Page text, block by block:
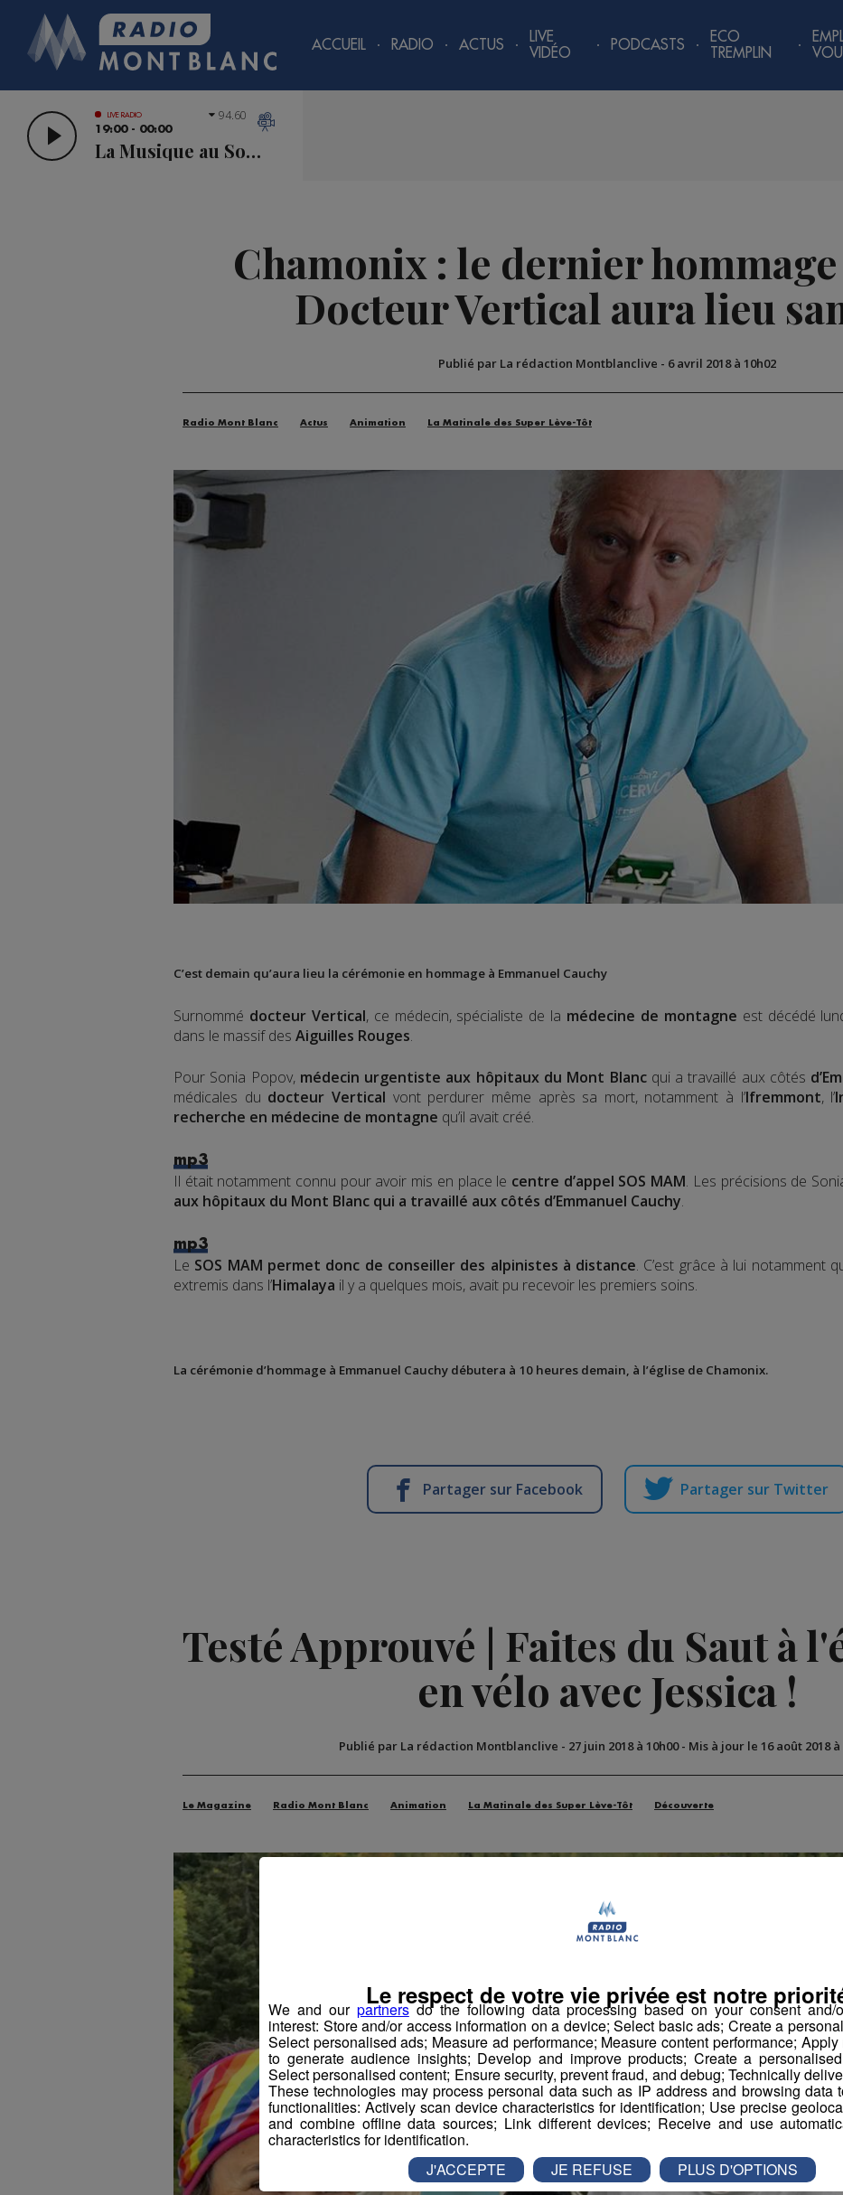
ACCUEIL RADIO ACTUS
LIVE
VIDÉO
PODCASTS
ECO
TREMPLIN
LIVE RADIO
19:00 - 00:00
La Musique au Sommet
94.60
Chamonix : le dernier
Docteur Vertical aura lieu
Publié par La rédaction Montblanclive - 6 avril 2018 à 10h02
Radio Mont Blanc Actus Animation La Matinale des Super Lève-Tôt
C’est demain qu’aura lieu la cérémonie en hommage à Emmanuel Cauchy
Surnommé docteur Vertical, ce médecin, spécialiste de la médecine de montagne est décédé
dans le massif des Aiguilles Rouges.
Pour Sonia Popov, médecin urgentiste aux hôpitaux du Mont Blancqui a travaillé aux côtés
médicales du docteur Vertical vont perdurer même après sa mort, notamment à l’Ifremmont, l’
recherche en médecine de montagne qu’il avait créé.
mp3
Il était notamment connu pour avoir mis en place le centre d’appel SOS MAM. Les précisions de
aux hôpitaux du Mont Blanc qui a travaillé aux côtés d’Emmanuel Cauchy.
mp3
Le SOS MAM permet donc de conseiller des alpinistes à distance. C’est grâce à lui notamment
extremis dans l’Himalaya il y a quelques mois, avait pu recevoir les premiers soins.
La cérémonie d’hommage à Emmanuel Cauchy débutera à 10 heures demain, à l’église de Chamonix.
Partager sur Facebook Partager sur Twitter
Testé Approuvé | Faites du Saut à
en vélo avec Jessica !
Publié par La rédaction Montblanclive - 27 juin 2018 à 10h00- Mis à jour le 16 août 2018 à
Le Magazine Radio Mont Blanc Animation La Matinale des Super Lève-Tôt Découverte
We and our partnersdo the following data processing based on your consent and/
interest: Store and/or access information on a device; Select basic ads; Create a
Select personalised ads; Measure ad performance; Measure content performance; Apply
to generate audience insights; Develop and improve products; Create a
Select personalised content; Ensure security, prevent fraud, and debug; Technically
These technologies may process personal data such as IP address and browsing data
functionalities: Actively scan device characteristics for identification; Use precise
and combine offline data sources; Link different devices; Receive and use
characteristics for identification.
Le respect de votre vie privée est notre
J'ACCEPTE JE REFUSE PLUS D'OPTIONS